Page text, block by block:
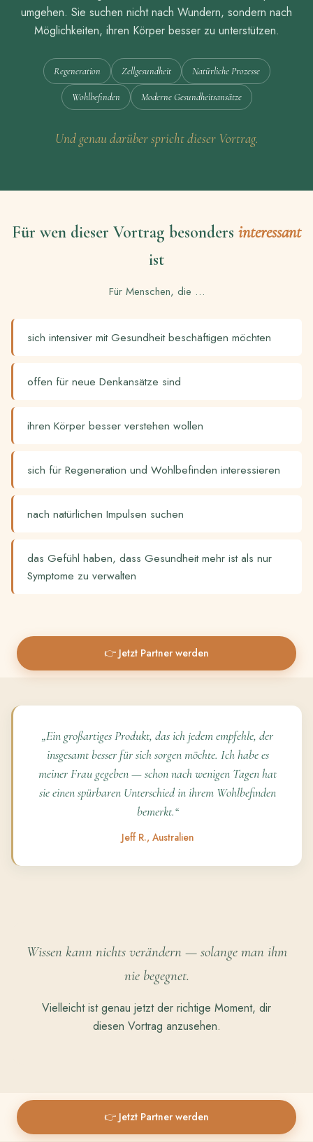
umgehen. Sie suchen nicht nach Wundern, sondern nach
Möglichkeiten, ihren Körper besser zu unterstützen.
Regeneration Zellgesundheit Natürliche Prozesse
Wohlbefinden Moderne Gesundheitsansätze
Und genau darüber spricht dieser Vortrag.
Für wen dieser Vortrag besonders interessant
ist
Für Menschen, die …
sich intensiver mit Gesundheit beschäftigen möchten
offen für neue Denkansätze sind
ihren Körper besser verstehen wollen
sich für Regeneration und Wohlbefinden interessieren
nach natürlichen Impulsen suchen
das Gefühl haben, dass Gesundheit mehr ist als nur
Symptome zu verwalten
👉 Jetzt Partner werden
„Ein großartiges Produkt, das ich jedem empfehle, der
insgesamt besser für sich sorgen möchte. Ich habe es
meiner Frau gegeben — schon nach wenigen Tagen hat
sie einen spürbaren Unterschied in ihrem Wohlbefinden
bemerkt.“
Jeff R., Australien
Wissen kann nichts verändern — solange man ihm
nie begegnet.
Vielleicht ist genau jetzt der richtige Moment, dir
diesen Vortrag anzusehen.
👉 Jetzt Partner werden